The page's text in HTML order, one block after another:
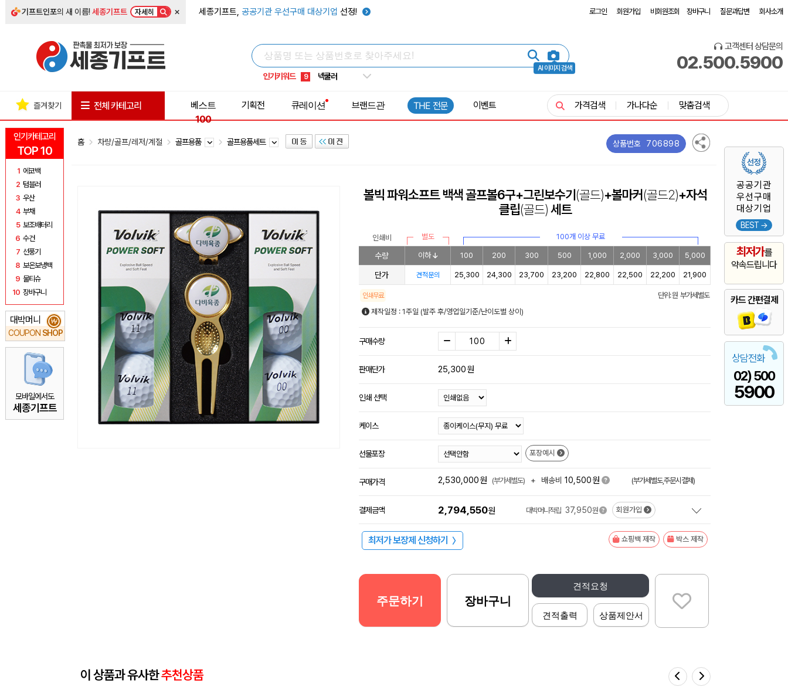
기프트인포의 새 이름!세종기프트 자세히 × 세종기프트, 공공기관 우선구매 대상기업 선정! 로그인 회원가입 비회원조회 장바구니 질문과답변 회사소개
AI 이미지 검색
인기키워드
5 키캡
8 쿨토시
9 넥쿨러
1 선풍기
고객센터 상담문의
02.500.5900
인기카테고리
TOP 10
1 에코백
2 텀블러
3 우산
4 부채
5 보조배터리
6 수건
7 선풍기
8 보온보냉백
9 물티슈
10 장바구니
대박머니
COUPON SHOP
₩
모바일에서도
세종기프트
공공기관
우선구매
대상기업
BEST →
최저가를
약속드립니다
카드 간편결제
상담전화
02) 500
5900
즐겨찾기 전체 카테고리
베스트
100
기획전 큐레이션 브랜드관 THE 전문 이벤트 가격검색 가나다순 맞춤검색
홈 차량/골프/레저/계절 골프용품 골프용품세트 상품번호 706898
볼빅 파워소프트 백색 골프볼6구+그린보수기(골드)+볼마커(골드2)+자석
클립(골드)세트
인쇄비 별도 100개 이상 무료
수량 이하 100 200 300 500 1,000 2,000 3,000 5,000
단가 견적문의 25,300 24,300 23,700 23,200 22,800 22,500 22,200 21,900
인쇄무료
단위: 원 부가세별도
제작일정 : 1주일 (발주 후/영업일기준/난이도별 상이)
구매수량
판매단가 25,300원
인쇄 선택
케이스
선물포장 포장예시
구매가격 2,530,000원 (부가세별도) + 배송비 10,500원 (부가세별도,주문시결제)
결제금액 2,794,550원 대박머니적립 37,950원 회원가입
최저가 보장제 신청하기 〉 쇼핑백 제작 박스 제작
견적요청
견적출력 상품제안서
주문하기 장바구니
이 상품과 유사한추천상품